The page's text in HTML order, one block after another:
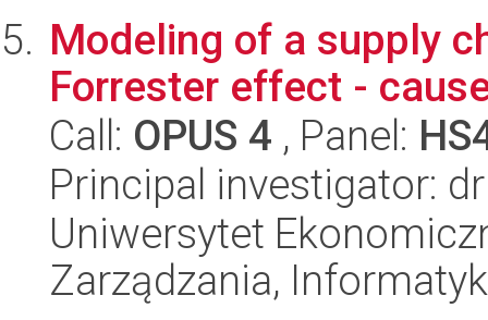
Modeling of a supply
Forrester effect -
Call: OPUS 4 , Panel:
Principal investigator:
Uniwersytet
Zarządzania,